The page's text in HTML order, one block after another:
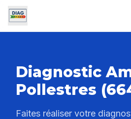
Diagnostic
Pollestres
Faites réaliser votre